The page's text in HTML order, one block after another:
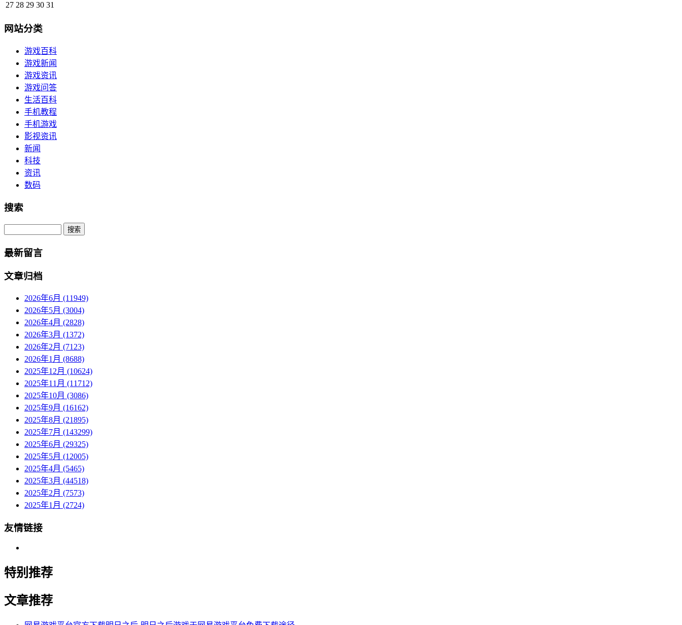
27 28 29 30 31
网站分类
游戏百科
游戏新闻
游戏资讯
游戏问答
生活百科
手机教程
手机游戏
影视资讯
新闻
科技
资讯
数码
搜索
Search
最新留言
文章归档
2026年6月 (11949)
2026年5月 (3004)
2026年4月 (2828)
2026年3月 (1372)
2026年2月 (7123)
2026年1月 (8688)
2025年12月 (10624)
2025年11月 (11712)
2025年10月 (3086)
2025年9月 (16162)
2025年8月 (21895)
2025年7月 (143299)
2025年6月 (29325)
2025年5月 (12005)
2025年4月 (5465)
2025年3月 (44518)
2025年2月 (7573)
2025年1月 (2724)
友情链接
特别推荐
文章推荐